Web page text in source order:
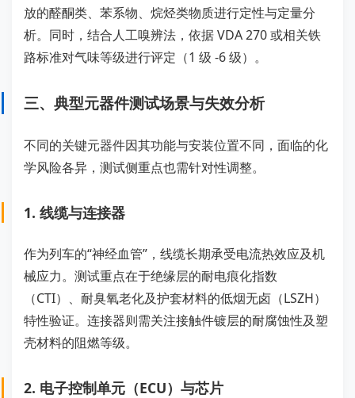
放的醛酮类、苯系物、烷烃类物质进行定性与定量分
析。同时，结合人工嗅辨法，依据 VDA 270 或相关铁
路标准对气味等级进行评定（1 级 -6 级）。
三、典型元器件测试场景与失效分析
不同的关键元器件因其功能与安装位置不同，面临的化
学风险各异，测试侧重点也需针对性调整。
1. 线缆与连接器
作为列车的“神经血管”，线缆长期承受电流热效应及机
械应力。测试重点在于绝缘层的耐电痕化指数
（CTI）、耐臭氧老化及护套材料的低烟无卤（LSZH）
特性验证。连接器则需关注接触件镀层的耐腐蚀性及塑
壳材料的阻燃等级。
2. 电子控制单元（ECU）与芯片